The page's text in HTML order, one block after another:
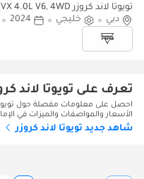
تويوتا لاند كروزر GXR Toyota Land Cruiser VX 4.0L V6, 4WD
دبي
خليجي 2024
تعرف على تويوتا لاند
احصل على معلومات مفصلة حول تويوتا
الأسعار والمواصفات والميزات في
شاهد جديد تويوتا لاند كروزر